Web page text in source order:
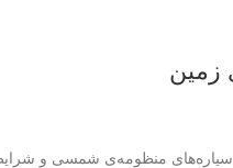
زمین
سیاره‌های منظومه‌ی شمسی و